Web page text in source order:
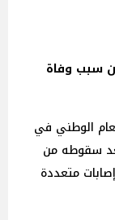
سبب وفاة
الوطني في
سقوطه من
متعددة